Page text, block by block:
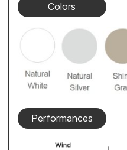
Colors
Performances